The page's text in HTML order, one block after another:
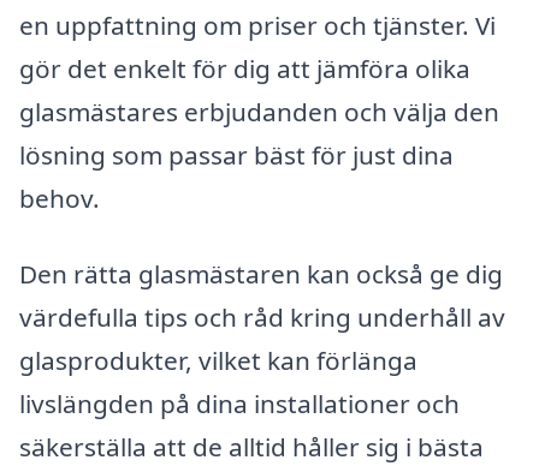
en uppfattning om priser och tjänster. Vi
gör det enkelt för dig att jämföra olika
glasmästares erbjudanden och välja den
lösning som passar bäst för just dina
behov.
Den rätta glasmästaren kan också ge dig
värdefulla tips och råd kring underhåll av
glasprodukter, vilket kan förlänga
livslängden på dina installationer och
säkerställa att de alltid håller sig i bästa